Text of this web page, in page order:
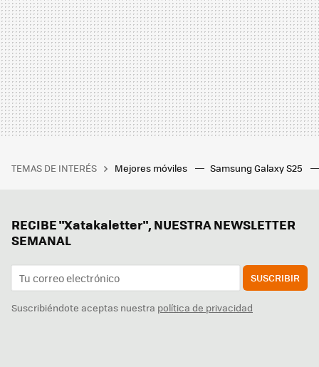
TEMAS DE INTERÉS Mejores móviles Samsung Galaxy S25
RECIBE "Xatakaletter", NUESTRA NEWSLETTER
SEMANAL
SUSCRIBIR
Suscribiéndote aceptas nuestra política de privacidad